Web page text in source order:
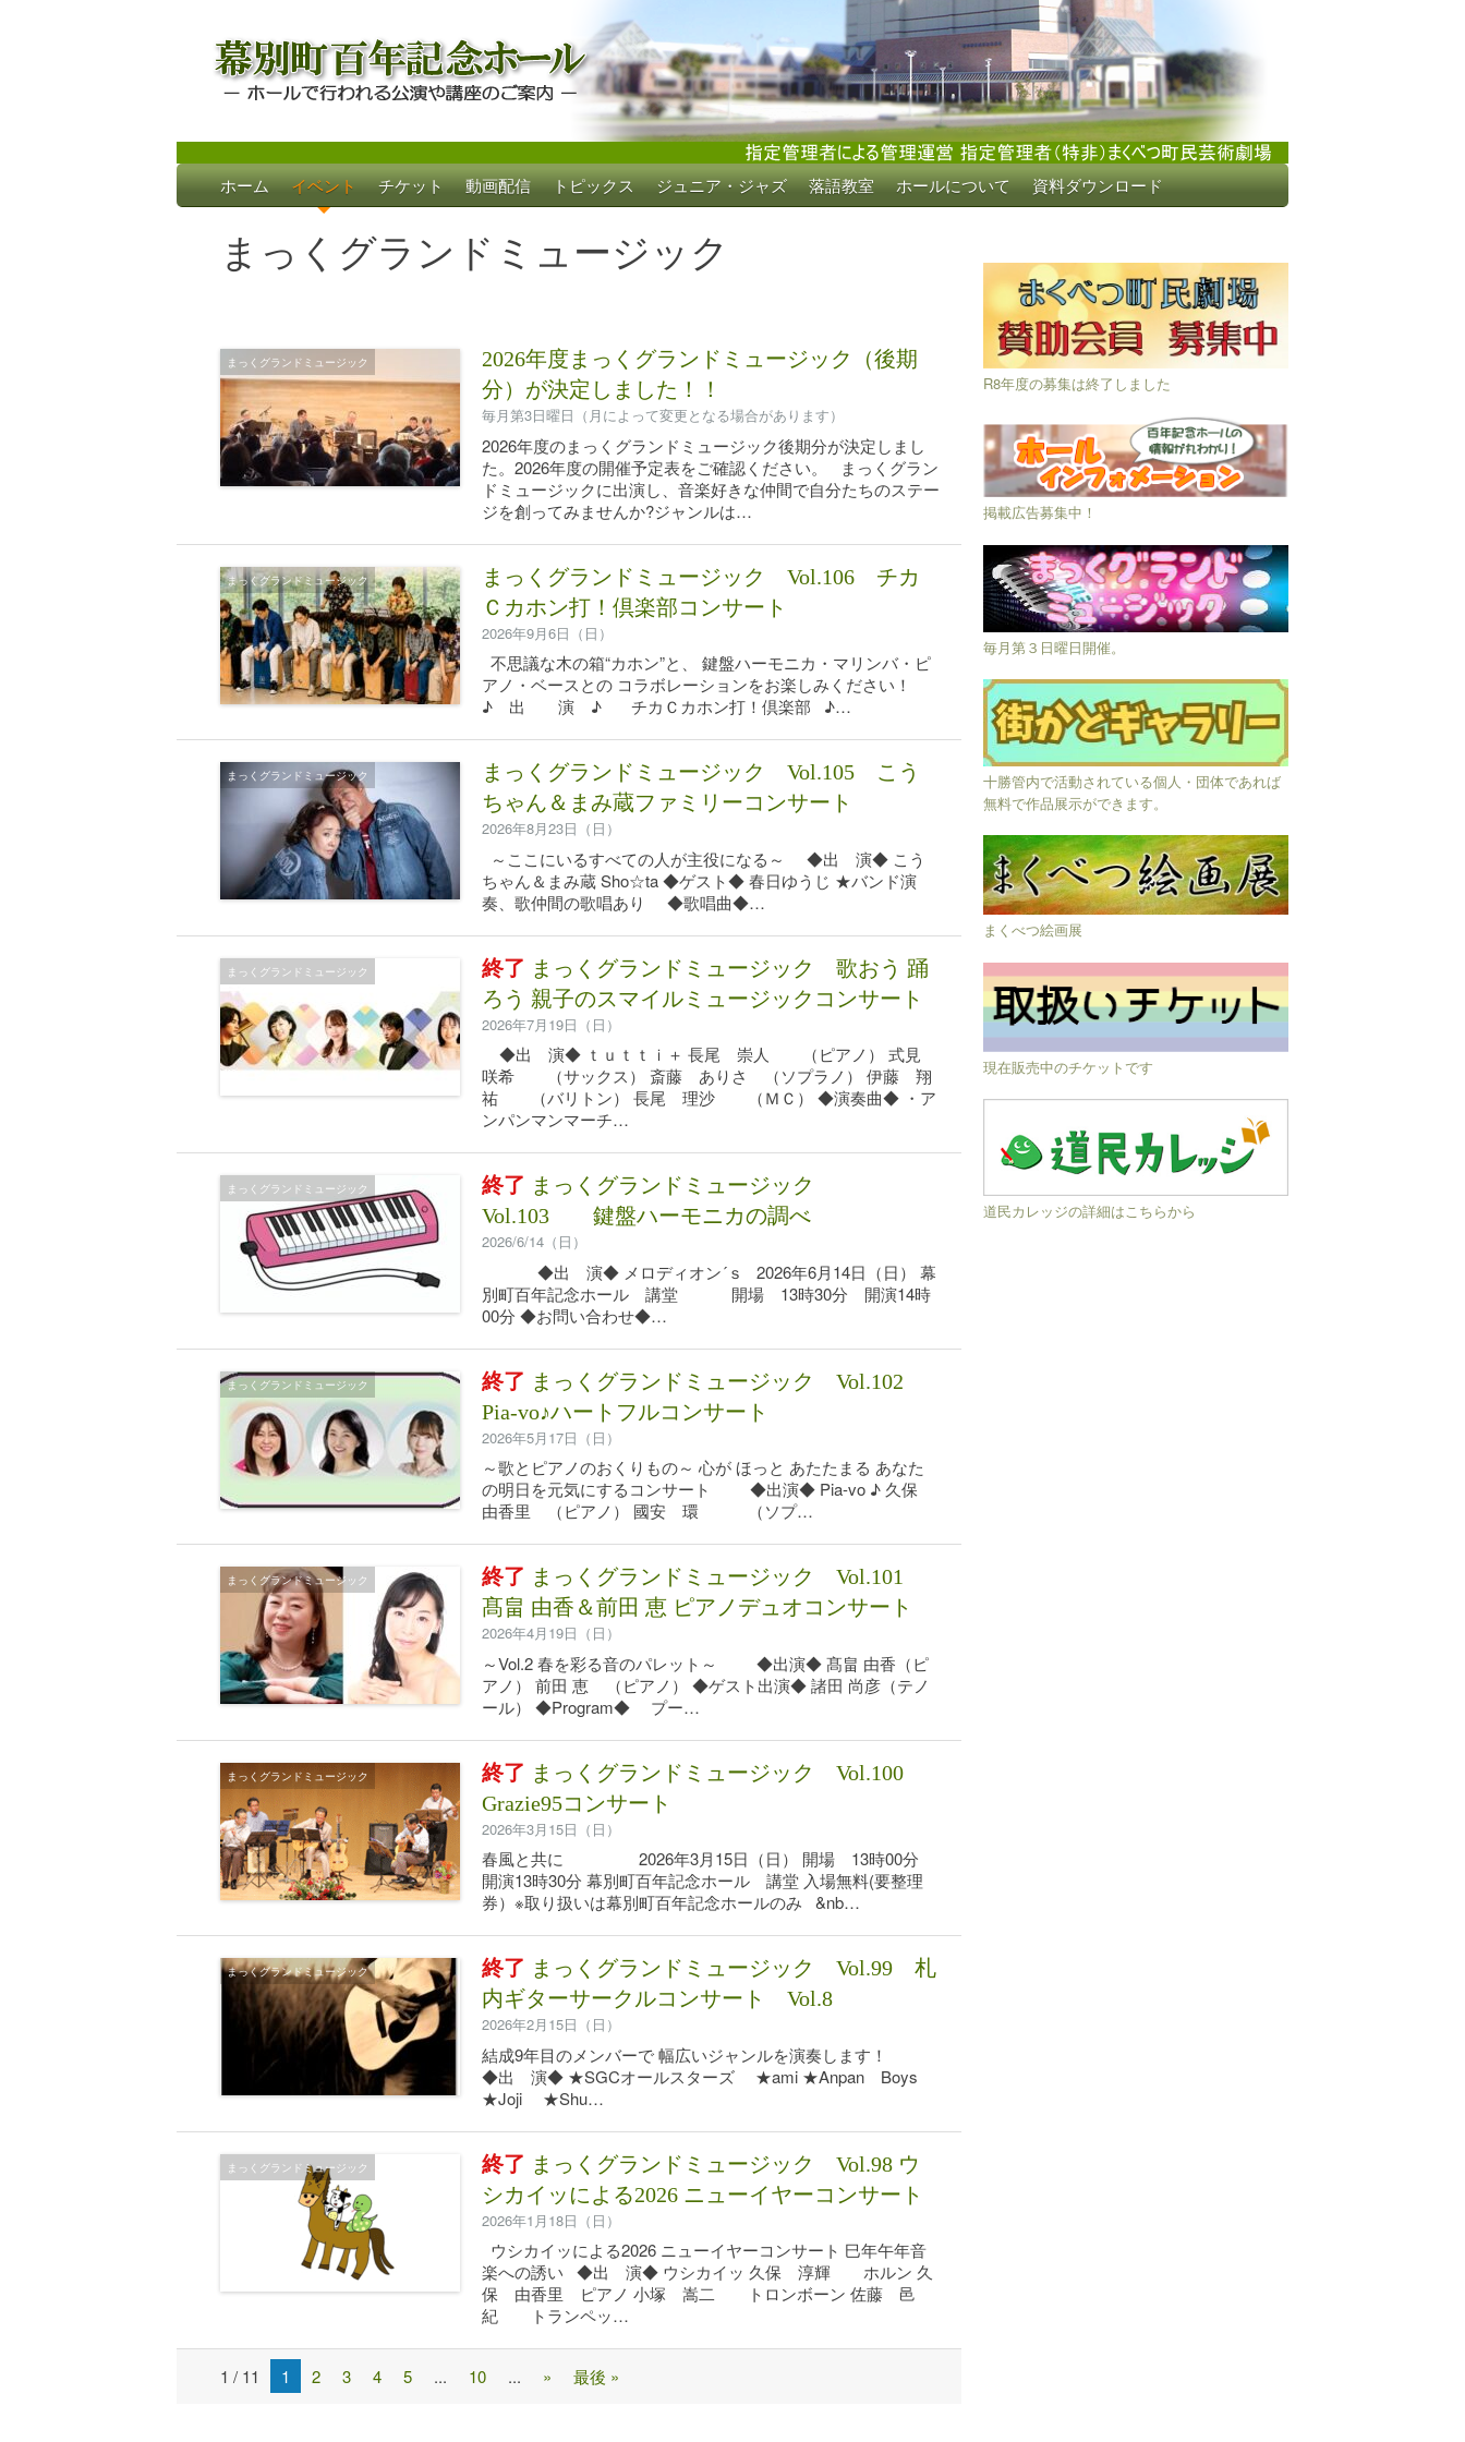
幕別町百年記念ホール
ホールで行われる公演や講座のご案内
Skip
to
ホーム イベント チケット 動画配信 トピックス ジュニア・ジャズ 落語教室 ホールについて 資料ダウンロード
まっくグランドミュージック
まっくグランドミュージック
2026年度まっくグランドミュージック（後期
分）が決定しました！！
毎月第3日曜日（月によって変更となる場合があります）
2026年度のまっくグランドミュージック後期分が決定しまし
た。2026年度の開催予定表をご確認ください。 まっくグラン
ドミュージックに出演し、音楽好きな仲間で自分たちのステー
ジを創ってみませんか?ジャンルは…
まっくグランドミュージック
まっくグランドミュージック Vol.106 チカ
Ｃカホン打！倶楽部コンサート
2026年9月6日（日）
不思議な木の箱“カホン”と、 鍵盤ハーモニカ・マリンバ・ピ
アノ・ベースとの コラボレーションをお楽しみください！
♪ 出 演 ♪ チカＣカホン打！倶楽部 ♪…
まっくグランドミュージック
まっくグランドミュージック Vol.105 こう
ちゃん＆まみ蔵ファミリーコンサート
2026年8月23日（日）
～ここにいるすべての人が主役になる～ ◆出 演◆ こう
ちゃん＆まみ蔵 Sho☆ta ◆ゲスト◆ 春日ゆうじ ★バンド演
奏、歌仲間の歌唱あり ◆歌唱曲◆…
まっくグランドミュージック 終了 まっくグランドミュージック 歌おう 踊
ろう 親子のスマイルミュージックコンサート
2026年7月19日（日）
◆出 演◆ ｔｕｔｔｉ＋ 長尾 崇人 （ピアノ） 式見
咲希 （サックス） 斎藤 ありさ （ソプラノ） 伊藤 翔
祐 （バリトン） 長尾 理沙 （ＭＣ） ◆演奏曲◆ ・ア
ンパンマンマーチ…
まっくグランドミュージック 終了 まっくグランドミュージック
Vol.103 鍵盤ハーモニカの調べ
2026/6/14（日）
◆出 演◆ メロディオン´ｓ 2026年6月14日（日） 幕
別町百年記念ホール 講堂 開場 13時30分 開演14時
00分 ◆お問い合わせ◆…
まっくグランドミュージック 終了 まっくグランドミュージック Vol.102
Pia-vo♪ハートフルコンサート
2026年5月17日（日）
～歌とピアノのおくりもの～ 心が ほっと あたたまる あなた
の明日を元気にするコンサート ◆出演◆ Pia-vo ♪ 久保
由香里 （ピアノ） 國安 環 （ソプ…
まっくグランドミュージック 終了 まっくグランドミュージック Vol.101
髙畠 由香＆前田 恵 ピアノデュオコンサート
2026年4月19日（日）
～Vol.2 春を彩る音のパレット～ ◆出演◆ 髙畠 由香（ピ
アノ） 前田 恵 （ピアノ） ◆ゲスト出演◆ 諸田 尚彦（テノ
ール） ◆Program◆ プー…
まっくグランドミュージック 終了 まっくグランドミュージック Vol.100
Grazie95コンサート
2026年3月15日（日）
春風と共に 2026年3月15日（日） 開場 13時00分
開演13時30分 幕別町百年記念ホール 講堂 入場無料(要整理
券）※取り扱いは幕別町百年記念ホールのみ &nb…
まっくグランドミュージック 終了 まっくグランドミュージック Vol.99 札
内ギターサークルコンサート Vol.8
2026年2月15日（日）
結成9年目のメンバーで 幅広いジャンルを演奏します！
◆出 演◆ ★SGCオールスターズ ★ami ★Anpan Boys
★Joji ★Shu…
まっくグランドミュージック 終了 まっくグランドミュージック Vol.98 ウ
シカイッによる2026 ニューイヤーコンサート
2026年1月18日（日）
ウシカイッによる2026 ニューイヤーコンサート 巳年午年音
楽への誘い ◆出 演◆ ウシカイッ 久保 淳輝 ホルン 久
保 由香里 ピアノ 小塚 嵩二 トロンボーン 佐藤 邑
紀 トランペッ…
Post
navigation
1 / 11 1 2 3 4 5 ... 10 ... » 最後 »
R8年度の募集は終了しました
掲載広告募集中！
毎月第３日曜日開催。
十勝管内で活動されている個人・団体であれば
無料で作品展示ができます。
まくべつ絵画展
現在販売中のチケットです
道民カレッジの詳細はこちらから